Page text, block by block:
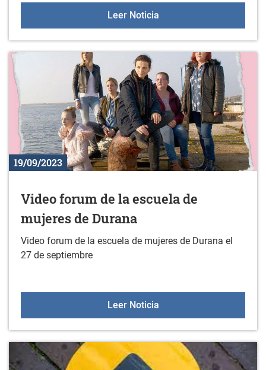
Leer NoticiaPrimer partido de la
19/09/2023
Video forum de la escuela de
mujeres de Durana
Video forum de la escuela de mujeres de Durana el
27 de septiembre
Leer NoticiaVideo forum de la